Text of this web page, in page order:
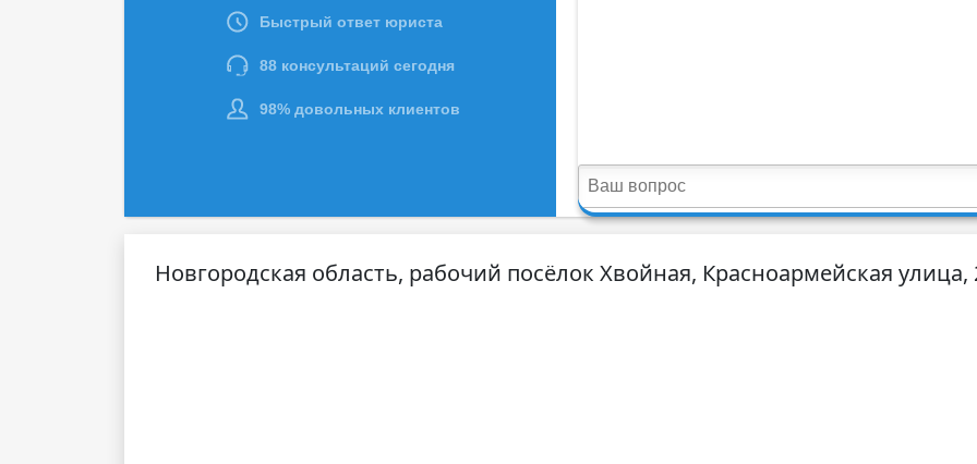
Новгородская область, рабочий посёлок Хвойная, Красноармейская улица,